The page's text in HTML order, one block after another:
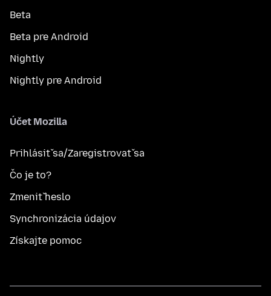
Beta
Beta pre Android
Nightly
Nightly pre Android
Účet Mozilla
Prihlásiť sa/Zaregistrovať sa
Čo je to?
Zmeniť heslo
Synchronizácia údajov
Získajte pomoc